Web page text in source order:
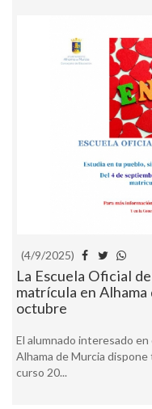
(4/9/2025)
La Escuela Oficial
matrícula en
octubre
El alumnado interesado
Alhama de Murcia dispone
curso 20...